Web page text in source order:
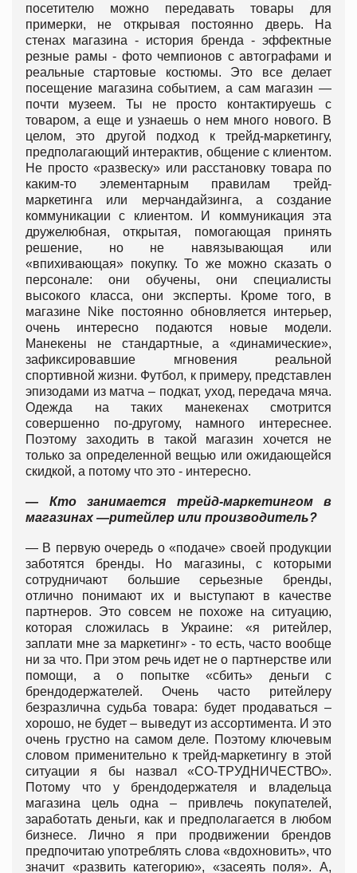
посетителю можно передавать товары для
примерки, не открывая постоянно дверь. На
стенах магазина - история бренда - эффектные
резные рамы - фото чемпионов с автографами и
реальные стартовые костюмы. Это все делает
посещение магазина событием, а сам магазин —
почти музеем. Ты не просто контактируешь с
товаром, а еще и узнаешь о нем много нового. В
целом, это другой подход к трейд-маркетингу,
предполагающий интерактив, общение с клиентом.
Не просто «развеску» или расстановку товара по
каким-то элементарным правилам трейд-
маркетинга или мерчандайзинга, а создание
коммуникации с клиентом. И коммуникация эта
дружелюбная, открытая, помогающая принять
решение, но не навязывающая или
«впихивающая» покупку. То же можно сказать о
персонале: они обучены, они специалисты
высокого класса, они эксперты. Кроме того, в
магазине Nike постоянно обновляется интерьер,
очень интересно подаются новые модели.
Манекены не стандартные, а «динамические»,
зафиксировавшие мгновения реальной
спортивной жизни. Футбол, к примеру, представлен
эпизодами из матча – подкат, уход, передача мяча.
Одежда на таких манекенах смотрится
совершенно по-другому, намного интереснее.
Поэтому заходить в такой магазин хочется не
только за определенной вещью или ожидающейся
скидкой, а потому что это - интересно.
— Кто занимается трейд-маркетингом в
магазинах —ритейлер или производитель?
— В первую очередь о «подаче» своей продукции
заботятся бренды. Но магазины, с которыми
сотрудничают большие серьезные бренды,
отлично понимают их и выступают в качестве
партнеров. Это совсем не похоже на ситуацию,
которая сложилась в Украине: «я ритейлер,
заплати мне за маркетинг» - то есть, часто вообще
ни за что. При этом речь идет не о партнерстве или
помощи, а о попытке «сбить» деньги с
брендодержателей. Очень часто ритейлеру
безразлична судьба товара: будет продаваться –
хорошо, не будет – выведут из ассортимента. И это
очень грустно на самом деле. Поэтому ключевым
словом применительно к трейд-маркетингу в этой
ситуации я бы назвал «СО-ТРУДНИЧЕСТВО».
Потому что у брендодержателя и владельца
магазина цель одна – привлечь покупателей,
заработать деньги, как и предполагается в любом
бизнесе. Лично я при продвижении брендов
предпочитаю употреблять слова «вдохновить», что
значит «развить категорию», «засеять поля». А,